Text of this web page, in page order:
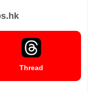
Thread